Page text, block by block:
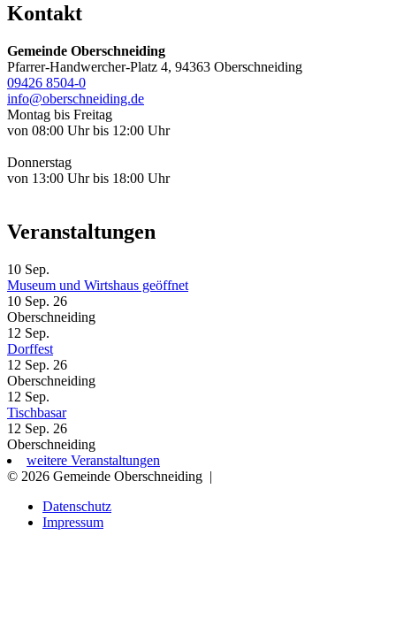
Kontakt
Gemeinde Oberschneiding
Pfarrer-Handwercher-Platz 4, 94363 Oberschneiding
09426 8504-0
info@oberschneiding.de
Montag bis Freitag
von 08:00 Uhr bis 12:00 Uhr
Donnerstag
von 13:00 Uhr bis 18:00 Uhr
Veranstaltungen
10 Sep.
Museum und Wirtshaus geöffnet
10 Sep. 26
Oberschneiding
12 Sep.
Dorffest
12 Sep. 26
Oberschneiding
12 Sep.
Tischbasar
12 Sep. 26
Oberschneiding
weitere Veranstaltungen
© 2026 Gemeinde Oberschneiding |
Datenschutz
Impressum